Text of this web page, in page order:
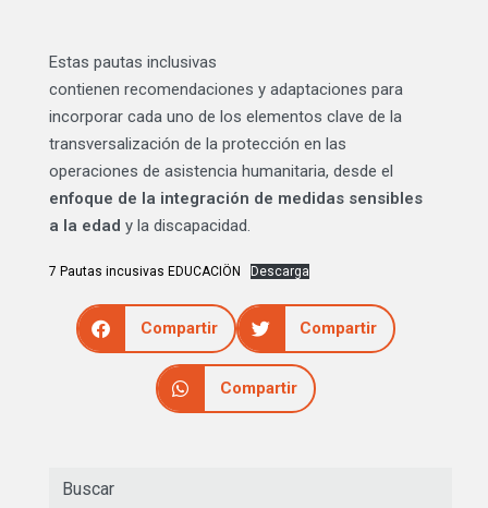
Estas pautas inclusivas
contienen recomendaciones y adaptaciones para
incorporar cada uno de los elementos clave de la
transversalización de la protección en las
operaciones de asistencia humanitaria, desde el
enfoque de la integración de medidas sensibles
a la edad y la discapacidad.
7 Pautas incusivas EDUCACIÖN Descarga
Compartir Compartir
Compartir